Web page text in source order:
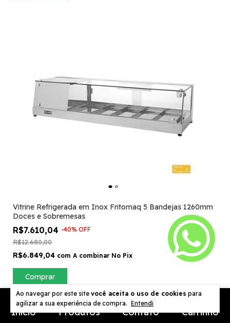
Ao navegar por este site você aceita o uso de cookies para
agilizar a sua experiência de compra. Entendi
Vitrine Refrigerada em Inox Fritomaq 5 Bandejas 1260mm
Doces e Sobremesas
R$7.610,04 -40% OFF
R$12.680,00
R$6.849,04 com A combinar No Pix
Comprar
Início Produtos Contato Carrinho